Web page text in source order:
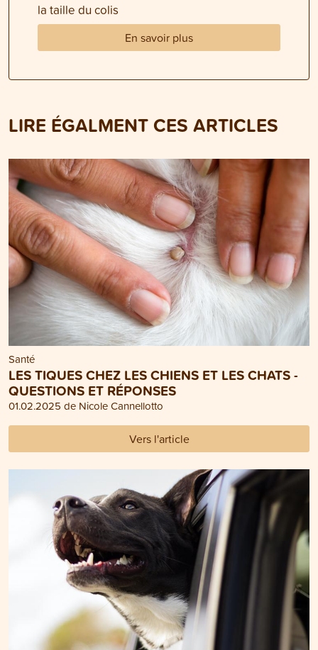
la taille du colis
En savoir plus
LIRE ÉGALMENT CES ARTICLES
Santé
LES TIQUES CHEZ LES CHIENS ET LES CHATS -
QUESTIONS ET RÉPONSES
01.02.2025 de Nicole Cannellotto
Vers l'article